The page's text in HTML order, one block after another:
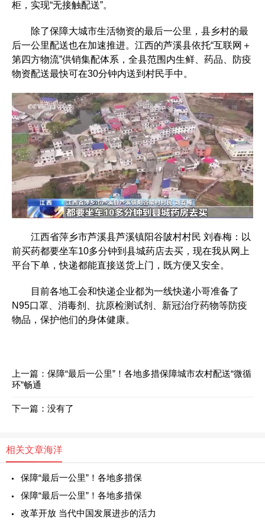
柜，实现“无接触配送”。
除了保障大城市生活物资的最后一公里，县乡村的最
后一公里配送也在加速推进。江西的芦溪县依托“互联网＋
第四方物流”供销集配体系，全县范围内生鲜、药品、防疫
物资配送最快可在30分钟内送到村民手中。
江西省萍乡市芦溪县芦溪镇阳谷陂村村民 刘春梅：以
前买药都要坐车10多分钟到县城药店去买，现在我从网上
平台下单，快递都能直接送货上门，既方便又安全。
目前各地工会和快递企业都为一线快递小哥准备了
N95口罩、消毒剂、抗原检测试剂、新冠治疗药物等防疫
物品，保护他们的身体健康。
上一篇： 保障“最后一公里”！各地多措保障城市农村配送“微循
环”畅通
下一篇：没有了
相关文章海洋
保障“最后一公里”！各地多措保
保障“最后一公里”！各地多措保
改革开放 当代中国发展进步的活力